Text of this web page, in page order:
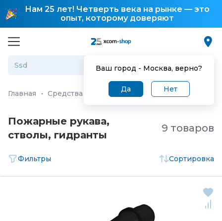
Нам 25 лет! Четверть века на рынке — это
опыт, которому доверяют
Ваш город - Москва, верно?
Да Нет
Главная · Средства и системы безопасности
Пожарные рукава,
стволы, гидранты
9 товаров
Фильтры Сортировка